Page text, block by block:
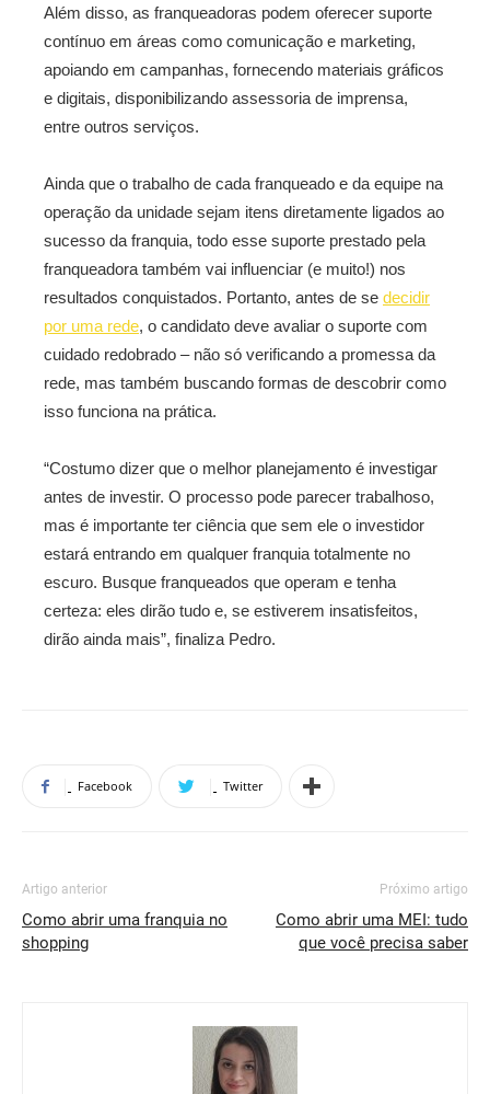
Além disso, as franqueadoras podem oferecer suporte
contínuo em áreas como comunicação e marketing,
apoiando em campanhas, fornecendo materiais gráficos
e digitais, disponibilizando assessoria de imprensa,
entre outros serviços.
Ainda que o trabalho de cada franqueado e da equipe na
operação da unidade sejam itens diretamente ligados ao
sucesso da franquia, todo esse suporte prestado pela
franqueadora também vai influenciar (e muito!) nos
resultados conquistados. Portanto, antes de se decidir
por uma rede, o candidato deve avaliar o suporte com
cuidado redobrado – não só verificando a promessa da
rede, mas também buscando formas de descobrir como
isso funciona na prática.
“Costumo dizer que o melhor planejamento é investigar
antes de investir. O processo pode parecer trabalhoso,
mas é importante ter ciência que sem ele o investidor
estará entrando em qualquer franquia totalmente no
escuro. Busque franqueados que operam e tenha
certeza: eles dirão tudo e, se estiverem insatisfeitos,
dirão ainda mais”, finaliza Pedro.
Facebook Twitter
Artigo anterior
Como abrir uma franquia no
shopping
Próximo artigo
Como abrir uma MEI: tudo
que você precisa saber